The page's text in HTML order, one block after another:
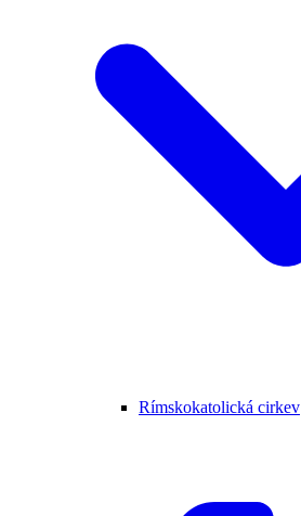
Rímskokatolická cirkev